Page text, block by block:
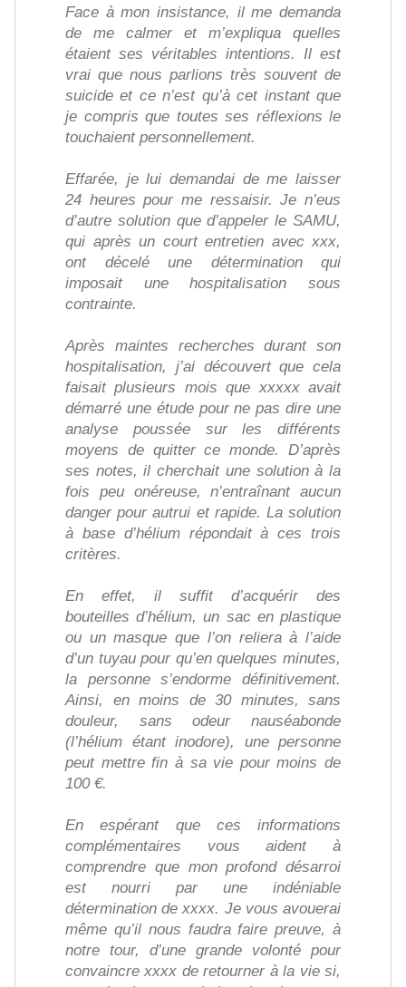
Face à mon insistance, il me demanda
de me calmer et m’expliqua quelles
étaient ses véritables intentions. Il est
vrai que nous parlions très souvent de
suicide et ce n’est qu’à cet instant que
je compris que toutes ses réflexions le
touchaient personnellement.
Effarée, je lui demandai de me laisser
24 heures pour me ressaisir. Je n’eus
d’autre solution que d’appeler le SAMU,
qui après un court entretien avec xxx,
ont décelé une détermination qui
imposait une hospitalisation sous
contrainte.
Après maintes recherches durant son
hospitalisation, j’ai découvert que cela
faisait plusieurs mois que xxxxx avait
démarré une étude pour ne pas dire une
analyse poussée sur les différents
moyens de quitter ce monde. D’après
ses notes, il cherchait une solution à la
fois peu onéreuse, n’entraînant aucun
danger pour autrui et rapide. La solution
à base d’hélium répondait à ces trois
critères.
En effet, il suffit d’acquérir des
bouteilles d’hélium, un sac en plastique
ou un masque que l’on reliera à l’aide
d’un tuyau pour qu’en quelques minutes,
la personne s’endorme définitivement.
Ainsi, en moins de 30 minutes, sans
douleur, sans odeur nauséabonde
(l’hélium étant inodore), une personne
peut mettre fin à sa vie pour moins de
100 €.
En espérant que ces informations
complémentaires vous aident à
comprendre que mon profond désarroi
est nourri par une indéniable
détermination de xxxx. Je vous avouerai
même qu’il nous faudra faire preuve, à
notre tour, d’une grande volonté pour
convaincre xxxx de retourner à la vie si,